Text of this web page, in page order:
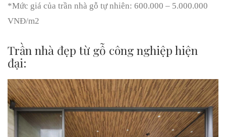
*Mức giá của trần nhà gỗ tự nhiên: 600.000 – 5.000.000
VNĐ/m2
Trần nhà đẹp từ gỗ công nghiệp hiện
đại: